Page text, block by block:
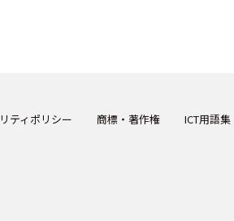
ティポリシー 商標・著作権 ICT用語集